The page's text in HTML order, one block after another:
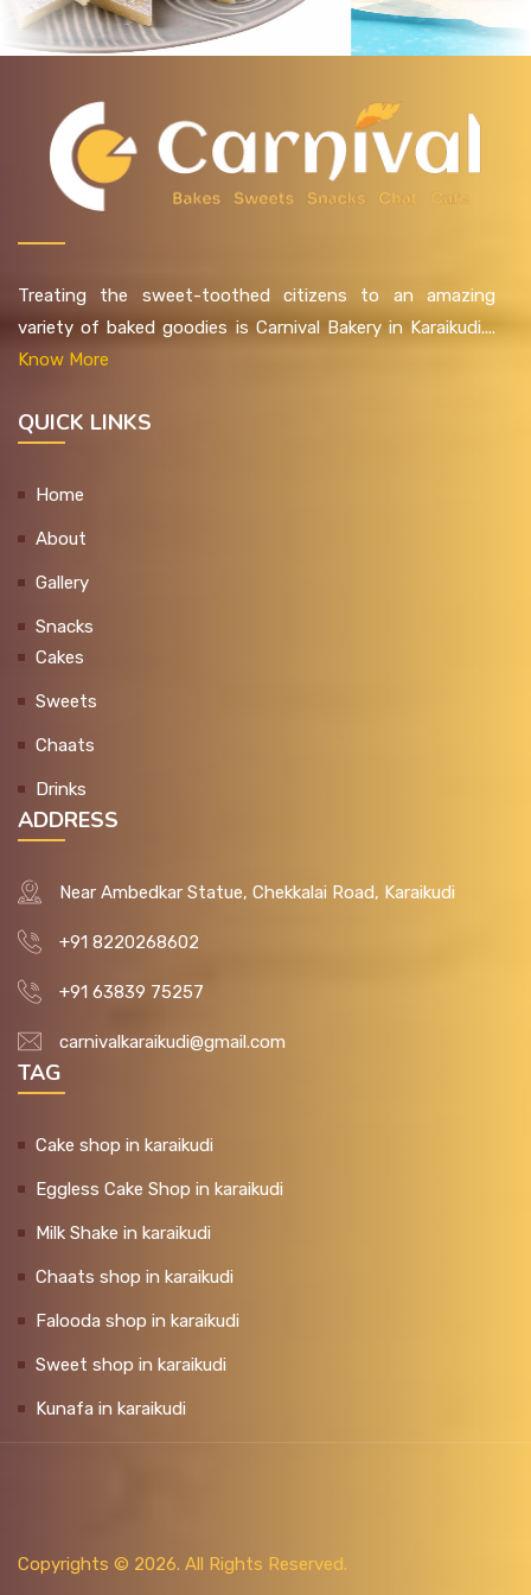
Treating the sweet-toothed citizens to an amazing
variety of baked goodies is Carnival Bakery in Karaikudi....
Know More
QUICK LINKS
Home
About
Gallery
Snacks
Cakes
Sweets
Chaats
Drinks
ADDRESS
Near Ambedkar Statue, Chekkalai Road, Karaikudi
+91 8220268602
+91 63839 75257
carnivalkaraikudi@gmail.com
TAG
Cake shop in karaikudi
Eggless Cake Shop in karaikudi
Milk Shake in karaikudi
Chaats shop in karaikudi
Falooda shop in karaikudi
Sweet shop in karaikudi
Kunafa in karaikudi
Copyrights © 2026. All Rights Reserved.